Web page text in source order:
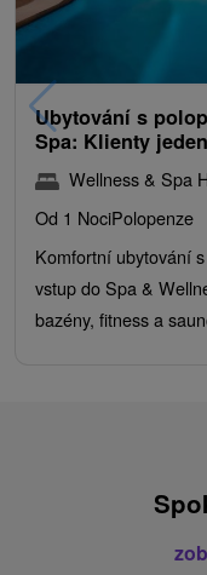
Ubytování s
Spa: Klienty
Wellness & Spa
Od 1 NociPolopenze
Komfortní ubytování
vstup do Spa &
bazény, fitness a